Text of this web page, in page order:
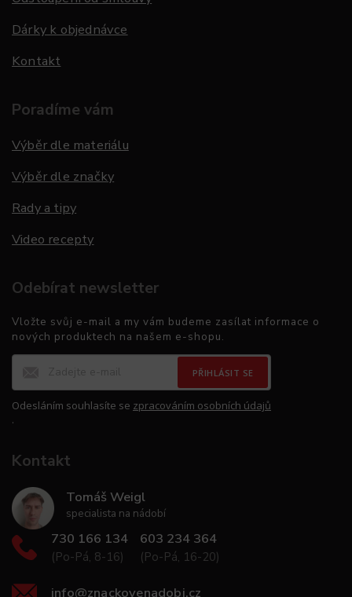
Dárky k objednávce
Kontakt
Poradíme vám
Výběr dle materiálu
Výběr dle značky
Rady a tipy
Video recepty
Odebírat newsletter
Vložte svůj e-mail a my vám budeme zasílat informace o
nových produktech na našem e-shopu.
PŘIHLÁSIT SE
Odesláním souhlasíte se zpracováním osobních údajů
.
Kontakt
Tomáš Weigl
specialista na nádobí
730 166 134
(Po-Pá, 8-16)
603 234 364
(Po-Pá, 16-20)
info@znackovenadobi.cz